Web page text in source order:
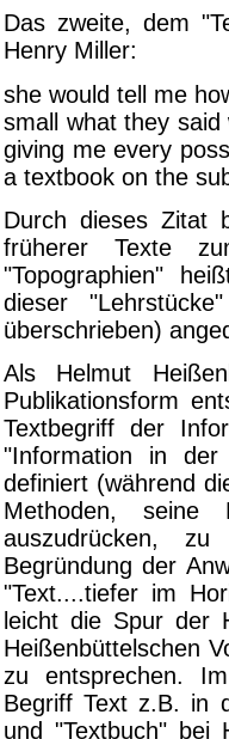
Das zweite, dem
Henry Miller:
she would tell me
small what they
giving me every
a textbook on the
Durch dieses Zitat
früherer Texte
"Topographien"
dieser
überschrieben)
Als Helmut
Publikationsform
Textbegriff der
"Information in
definiert (während
Methoden,
auszudrücken,
Begründung der
"Text....tiefer im
leicht die Spur der
Heißenbüttelschen
zu entsprechen.
Begriff Text z.B. in
und "Textbuch" bei